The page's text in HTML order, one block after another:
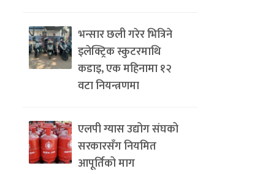
भन्सार छली गरेर भित्रिने
इलेक्ट्रिक स्कुटरमाथि
कडाइ, एक महिनामा १२
वटा नियन्त्रणमा
एलपी ग्यास उद्योग संघको
सरकारसँग नियमित
आपूर्तिको माग